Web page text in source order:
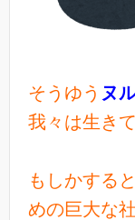
そうゆう ヌ
我々は生き
もしかする
めの巨大な